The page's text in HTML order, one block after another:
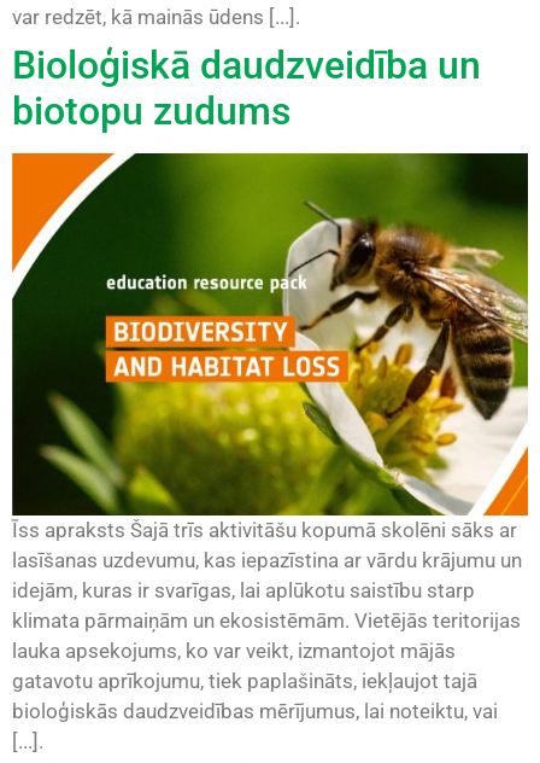
var redzēt, kā mainās ūdens [...].
Bioloģiskā daudzveidība un
biotopu zudums
Īss apraksts Šajā trīs aktivitāšu kopumā skolēni sāks ar
lasīšanas uzdevumu, kas iepazīstina ar vārdu krājumu un
idejām, kuras ir svarīgas, lai aplūkotu saistību starp
klimata pārmaiņām un ekosistēmām. Vietējās teritorijas
lauka apsekojums, ko var veikt, izmantojot mājās
gatavotu aprīkojumu, tiek paplašināts, iekļaujot tajā
bioloģiskās daudzveidības mērījumus, lai noteiktu, vai
[...].